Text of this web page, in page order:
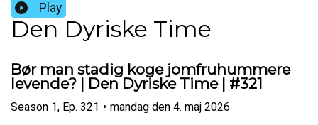
Play
Den Dyriske Time
Bør man stadig koge jomfruhummere
levende? | Den Dyriske Time | #321
Season 1, Ep. 321 • mandag den 4. maj 2026